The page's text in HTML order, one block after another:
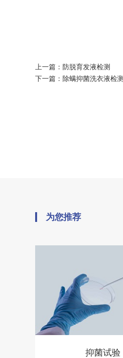
上一篇： 防脱育发液检测
下一篇： 除螨抑菌洗衣液检测
为您推荐
抑菌试验